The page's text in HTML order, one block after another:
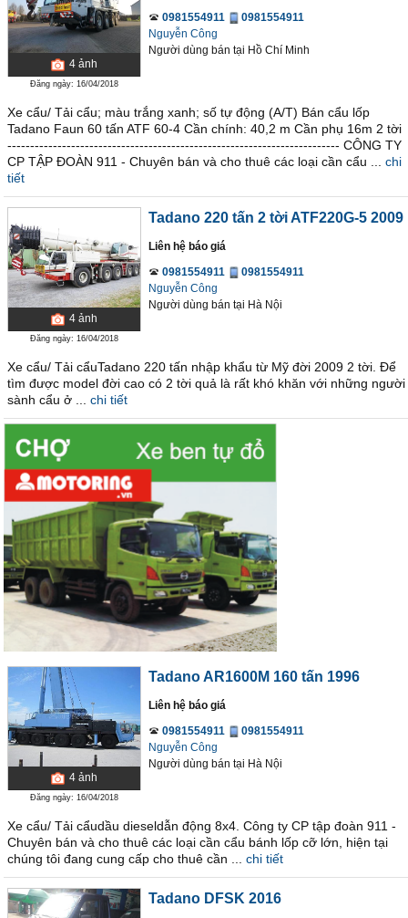
4 ảnh
Đăng ngày: 16/04/2018
0981554911
0981554911
Nguyễn Công
Người dùng bán tại Hồ Chí Minh
Xe cẩu/ Tải cẩu; màu trắng xanh; số tự động (A/T) Bán cẩu lốp
Tadano Faun 60 tấn ATF 60-4 Cần chính: 40,2 m Cần phụ 16m 2 tời
------------------------------------------------------------------------- CÔNG TY
CP TẬP ĐOÀN 911 - Chuyên bán và cho thuê các loại cần cẩu ...
chi
tiết
4 ảnh
Đăng ngày: 16/04/2018
Tadano 220 tấn 2 tời ATF220G-5 2009
Liên hệ báo giá
0981554911
0981554911
Nguyễn Công
Người dùng bán tại Hà Nội
Xe cẩu/ Tải cẩuTadano 220 tấn nhập khẩu từ Mỹ đời 2009 2 tời. Để
tìm được model đời cao có 2 tời quả là rất khó khăn với những người
sành cẩu ở ...
chi tiết
4 ảnh
Đăng ngày: 16/04/2018
Tadano AR1600M 160 tấn 1996
Liên hệ báo giá
0981554911
0981554911
Nguyễn Công
Người dùng bán tại Hà Nội
Xe cẩu/ Tải cẩudầu dieseldẫn động 8x4. Công ty CP tập đoàn 911 -
Chuyên bán và cho thuê các loại cần cẩu bánh lốp cỡ lớn, hiện tại
chúng tôi đang cung cấp cho thuê cần ...
chi tiết
Tadano DFSK 2016